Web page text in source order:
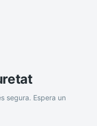
segura. Espera un